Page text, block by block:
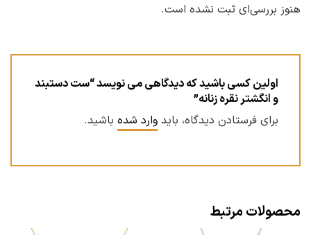
هنوز بررسی‌ای ثبت نشده است.
اولین کسی باشید که دیدگاهی می نویسد “ست دستبند
و انگشتر نقره زنانه”
برای فرستادن دیدگاه، باید وارد شده باشید.
محصولات مرتبط